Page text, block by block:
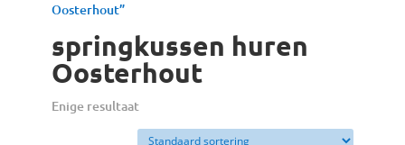
Oosterhout”
springkussen huren
Oosterhout
Enige resultaat